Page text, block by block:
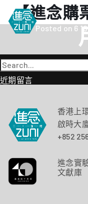
進念
KJ 黃家
《諸神會藝術節》
【進念購
Posted on 6
Search
for:
近期留言
香港上
啟時大
+852
進念實
文獻庫